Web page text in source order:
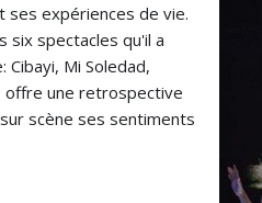
ses expériences de vie.
six spectacles qu'il a
Mi Soledad,
offre une retrospective
scène ses sentiments